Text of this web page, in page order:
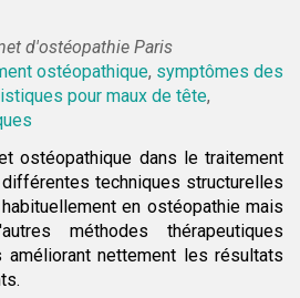
d'ostéopathie Paris
ostéopathique, symptômes des
pour maux de tête,
ostéopathique dans le traitement
techniques structurelles
en ostéopathie mais
méthodes thérapeutiques
nettement les résultats